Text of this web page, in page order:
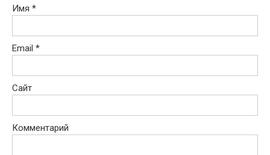
Имя *
Email *
Сайт
Комментарий